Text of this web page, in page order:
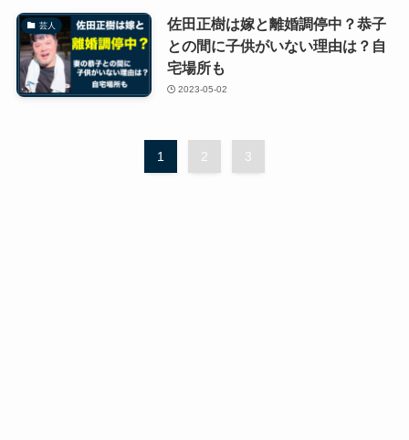
芸人
佐田正樹は嫁と離婚調停中？恭子
との間に子供がいない理由は？自
宅場所も
2023-05-02
1 2 3